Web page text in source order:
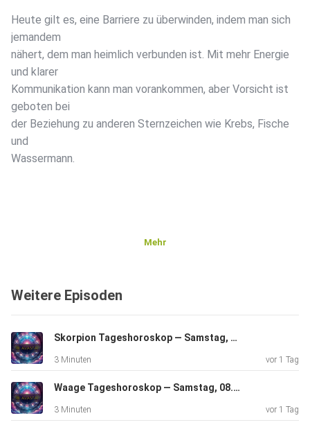
Heute gilt es, eine Barriere zu überwinden, indem man sich
jemandem
nähert, dem man heimlich verbunden ist. Mit mehr Energie
und klarer
Kommunikation kann man vorankommen, aber Vorsicht ist
geboten bei
der Beziehung zu anderen Sternzeichen wie Krebs, Fische
und
Wassermann.
Mehr
Weitere Episoden
Skorpion Tageshoroskop — Samstag, 08. August 2026
3 Minuten vor 1 Tag
Waage Tageshoroskop — Samstag, 08. August 2026
3 Minuten vor 1 Tag